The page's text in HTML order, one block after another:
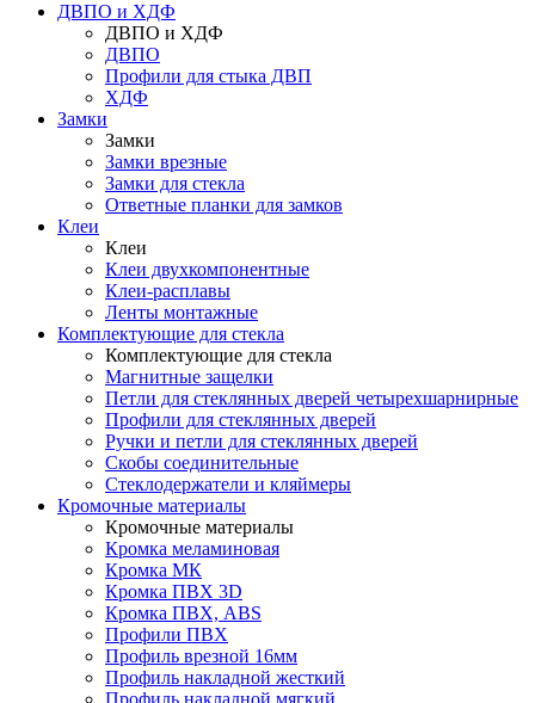
ДВПО и ХДФ
ДВПО и ХДФ
ДВПО
Профили для стыка ДВП
ХДФ
Замки
Замки
Замки врезные
Замки для стекла
Ответные планки для замков
Клеи
Клеи
Клеи двухкомпонентные
Клеи-расплавы
Ленты монтажные
Комплектующие для стекла
Комплектующие для стекла
Магнитные защелки
Петли для стеклянных дверей четырехшарнирные
Профили для стеклянных дверей
Ручки и петли для стеклянных дверей
Скобы соединительные
Стеклодержатели и кляймеры
Кромочные материалы
Кромочные материалы
Кромка меламиновая
Кромка МК
Кромка ПВХ 3D
Кромка ПВХ, ABS
Профили ПВХ
Профиль врезной 16мм
Профиль накладной жесткий
Профиль накладной мягкий